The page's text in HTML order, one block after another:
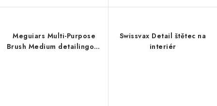
Meguiars Multi-Purpose
Brush Medium detailingový
Swissvax Detail štětec na
interiér